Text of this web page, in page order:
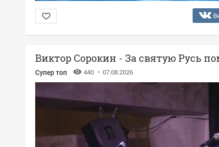
Виктор Сорокин - За святую Русь
Супер топ 440 07.08.2026